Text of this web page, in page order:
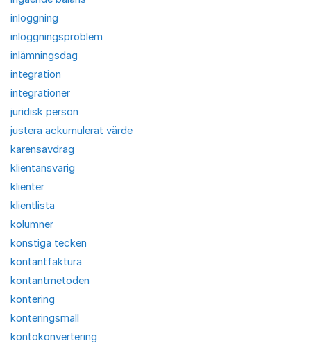
inloggning
inloggningsproblem
inlämningsdag
integration
integrationer
juridisk person
justera ackumulerat värde
karensavdrag
klientansvarig
klienter
klientlista
kolumner
konstiga tecken
kontantfaktura
kontantmetoden
kontering
konteringsmall
kontokonvertering